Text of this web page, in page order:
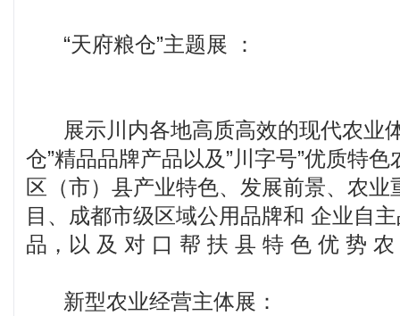
“天府粮仓”主
展示川内各地高质高效的现代农业
仓”精品品牌产品以及”川字号”优质特
区（市）县产业特色、发展前景、农业
目、成都市级区域公用品牌和 企业自
品，以 及 对 口 帮 扶 县 特 色 优 势
新型农业经营主体展：